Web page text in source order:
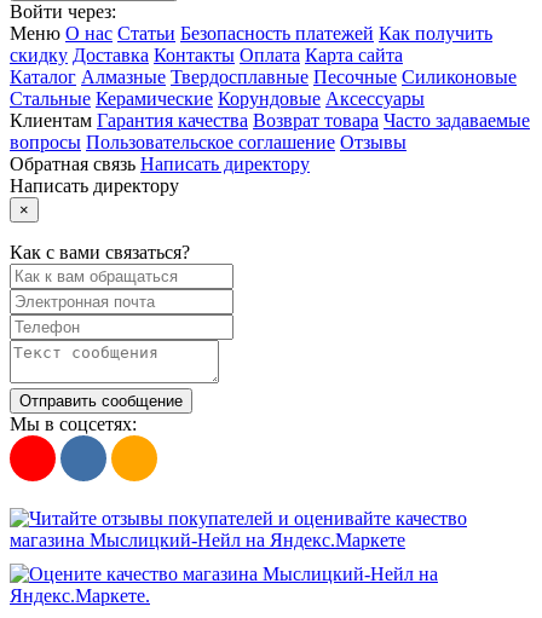
Войти через:
Меню О нас Статьи Безопасность платежей Как получить
скидку Доставка Контакты Оплата Карта сайта
Каталог Алмазные Твердосплавные Песочные Силиконовые
Стальные Керамические Корундовые Аксессуары
Клиентам Гарантия качества Возврат товара Часто задаваемые
вопросы Пользовательское соглашение Отзывы
Обратная связь Написать директору
Написать директору
×
Как с вами связаться?
Отправить сообщение
Мы в соцсетях: